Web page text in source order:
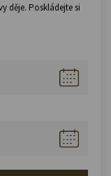
děje. Poskládejte si